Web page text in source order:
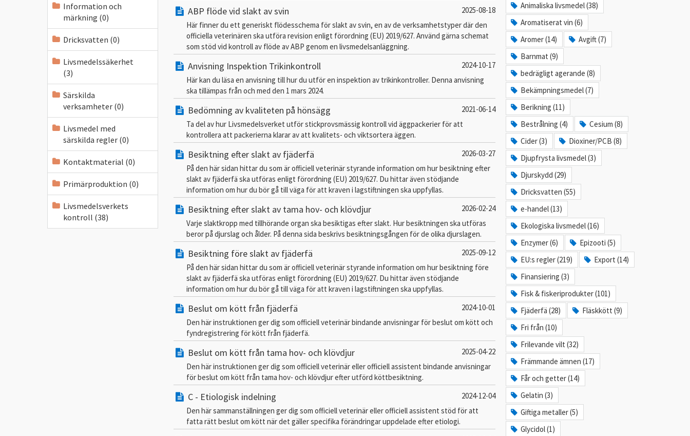
Information och
märkning (0)
Dricksvatten (0)
Livsmedelssäkerhet
(3)
Särskilda
verksamheter (0)
Livsmedel med
särskilda regler (0)
Kontaktmaterial (0)
Primärproduktion (0)
Livsmedelsverkets
kontroll (38)
ABP flöde vid slakt av svin
2025-08-18
Här finner du ett generiskt flödesschema för slakt av svin, en av de verksamhetstyper där den
officiella veterinären ska utföra revision enligt förordning (EU) 2019/627. Använd gärna schemat
som stöd vid kontroll av flöde av ABP genom en livsmedelsanläggning.
Anvisning Inspektion Trikinkontroll
2024-10-17
Här kan du läsa en anvisning till hur du utför en inspektion av trikinkontroller. Denna anvisning
ska tillämpas från och med den 1 mars 2024.
Bedömning av kvaliteten på hönsägg
2021-06-14
Ta del av hur Livsmedelsverket utför stickprovsmässig kontroll vid äggpackerier för att
kontrollera att packerierna klarar av att kvalitets- och viktsortera äggen.
Besiktning efter slakt av fjäderfä
2026-03-27
På den här sidan hittar du som är officiell veterinär styrande information om hur besiktning efter
slakt av fjäderfä ska utföras enligt förordning (EU) 2019/627. Du hittar även stödjande
information om hur du bör gå till väga för att kraven i lagstiftningen ska uppfyllas.
Besiktning efter slakt av tama hov- och klövdjur
2026-02-24
Varje slaktkropp med tillhörande organ ska besiktigas efter slakt. Hur besiktningen ska utföras
beror på djurslag och ålder. På denna sida beskrivs besiktningsgången för de olika djurslagen.
Besiktning före slakt av fjäderfä
2025-09-12
På den här sidan hittar du som är officiell veterinär styrande information om hur besiktning före
slakt av fjäderfä ska utföras enligt förordning (EU) 2019/627. Du hittar även stödjande
information om hur du bör gå till väga för att kraven i lagstiftningen ska uppfyllas.
Beslut om kött från fjäderfä
2024-10-01
Den här instruktionen ger dig som officiell veterinär bindande anvisningar för beslut om kött och
fyndregistrering för kött från fjäderfä.
Beslut om kött från tama hov- och klövdjur
2025-04-22
Den här instruktionen ger dig som officiell veterinär eller officiell assistent bindande anvisningar
för beslut om kött från tama hov- och klövdjur efter utförd köttbesiktning.
C - Etiologisk indelning
2024-12-04
Den här sammanställningen ger dig som officiell veterinär eller officiell assistent stöd för att
fatta rätt beslut om kött när det gäller specifika förändringar uppdelade efter etiologi.
Animaliska livsmedel (38)
Aromatiserat vin (6)
Aromer (14)
Avgift (7)
Barnmat (9)
bedrägligt agerande (8)
Bekämpningsmedel (7)
Berikning (11)
Bestrålning (4)
Cesium (8)
Cider (3)
Dioxiner/PCB (8)
Djupfrysta livsmedel (3)
Djurskydd (29)
Dricksvatten (55)
e-handel (13)
Ekologiska livsmedel (16)
Enzymer (6)
Epizooti (5)
EU:s regler (219)
Export (14)
Finansiering (3)
Fisk & fiskeriprodukter (101)
Fjäderfä (28)
Fläskkött (9)
Fri från (10)
Frilevande vilt (32)
Främmande ämnen (17)
Får och getter (14)
Gelatin (3)
Giftiga metaller (5)
Glycidol (1)